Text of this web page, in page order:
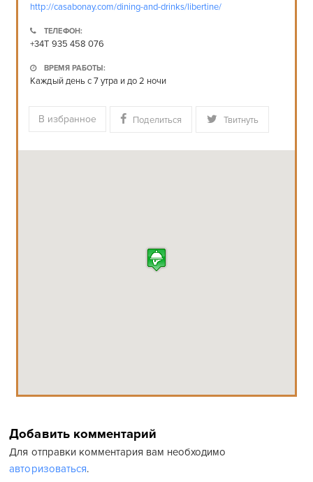
http://casabonay.com/dining-and-drinks/libertine/
ТЕЛЕФОН:
+34T 935 458 076
ВРЕМЯ РАБОТЫ:
Каждый день с 7 утра и до 2 ночи
В избранное Поделиться Твитнуть
Добавить комментарий
Для отправки комментария вам необходимо
авторизоваться.